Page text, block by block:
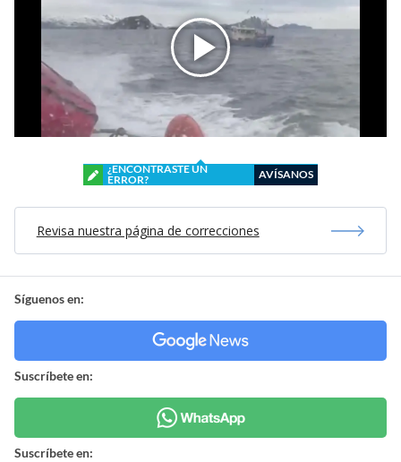
¿ENCONTRASTE UN
ERROR?
AVÍSANOS
Revisa nuestra página de correcciones
Síguenos en:
Suscríbete en:
Suscríbete en: